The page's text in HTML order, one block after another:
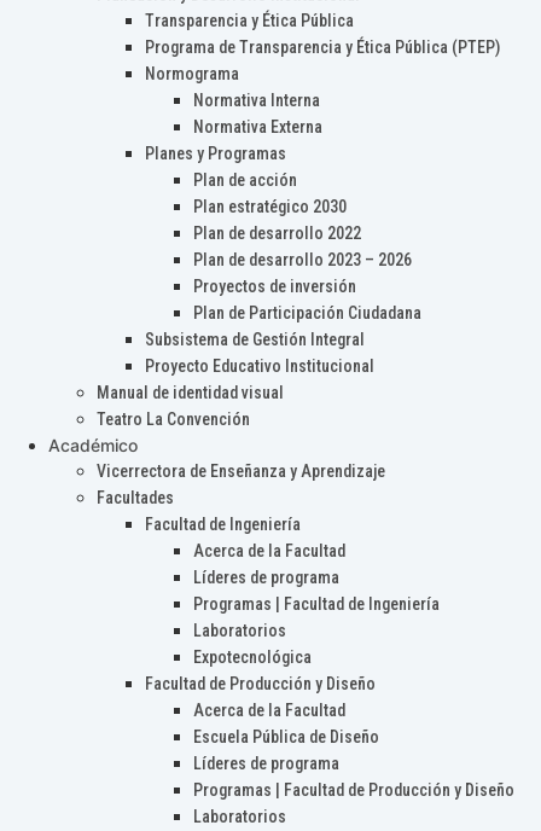
Transparencia y Ética Pública
Programa de Transparencia y Ética Pública (PTEP)
Normograma
Normativa Interna
Normativa Externa
Planes y Programas
Plan de acción
Plan estratégico 2030
Plan de desarrollo 2022
Plan de desarrollo 2023 – 2026
Proyectos de inversión
Plan de Participación Ciudadana
Subsistema de Gestión Integral
Proyecto Educativo Institucional
Manual de identidad visual
Teatro La Convención
Académico
Vicerrectora de Enseñanza y Aprendizaje
Facultades
Facultad de Ingeniería
Acerca de la Facultad
Líderes de programa
Programas | Facultad de Ingeniería
Laboratorios
Expotecnológica
Facultad de Producción y Diseño
Acerca de la Facultad
Escuela Pública de Diseño
Líderes de programa
Programas | Facultad de Producción y Diseño
Laboratorios